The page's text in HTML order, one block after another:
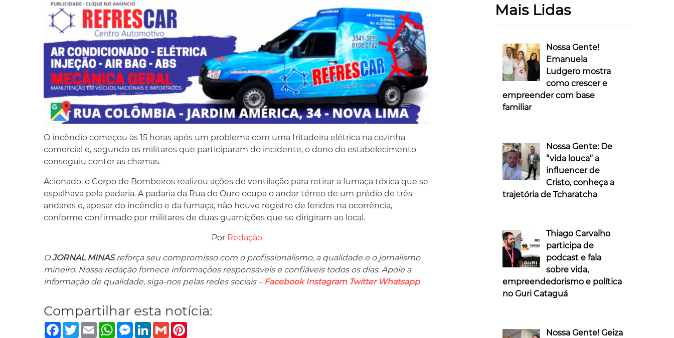
O incêndio começou às 15 horas após um problema com uma fritadeira elétrica na cozinha
comercial e, segundo os militares que participaram do incidente, o dono do estabelecimento
conseguiu conter as chamas.
Acionado, o Corpo de Bombeiros realizou ações de ventilação para retirar a fumaça tóxica que se
espalhava pela padaria. A padaria da Rua do Ouro ocupa o andar térreo de um prédio de três
andares e, apesar do incêndio e da fumaça, não houve registro de feridos na ocorrência,
conforme confirmado por militares de duas guarnições que se dirigiram ao local.
Por Redação
OJORNAL MINASreforça seu compromisso com o profissionalismo, a qualidade e o jornalismo
mineiro. Nossa redação fornece informações responsáveis ​​e confiáveis ​​todos os dias. Apoie a
informação de qualidade, siga-nos pelas redes sociais – Facebook Instagram Twitter Whatsapp
Compartilhar esta notícia:
Facebook
TwitterEmailWhatsApp
Messenger
LinkedIn
Gmail
Mais Lidas
Nossa Gente!
Emanuela
Ludgero mostra
como crescer e
empreender com base
familiar
Nossa Gente: De
“vida louca” a
influencer de
Cristo, conheça a
trajetória de Tcharatcha
Thiago Carvalho
participa de
podcast e fala
sobre vida,
empreendedorismo e política
no Guri Cataguá
Nossa Gente! Geiza